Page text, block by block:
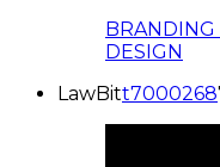
BRANDING
DESIGN
LawBitt7000268